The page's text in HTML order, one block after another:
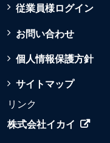
従業員様ログイン
お問い合わせ
個人情報保護方針
サイトマップ
リンク
株式会社イカイ